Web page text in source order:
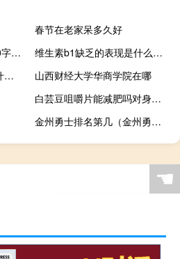
春节在老家呆多久好
一段简短而深情的告白300字（一段简短而深情的告白）
维生素b1缺乏的表现是什么（维生素b1缺乏的表现）
怀孕是什么感觉（怀孕是什么感觉）
山西财经大学华商学院在哪
白芸豆咀嚼片能减肥吗对身体有害吗（白芸豆咀嚼片能减肥吗）
金州勇士排名第几（金州勇士排名）
☚